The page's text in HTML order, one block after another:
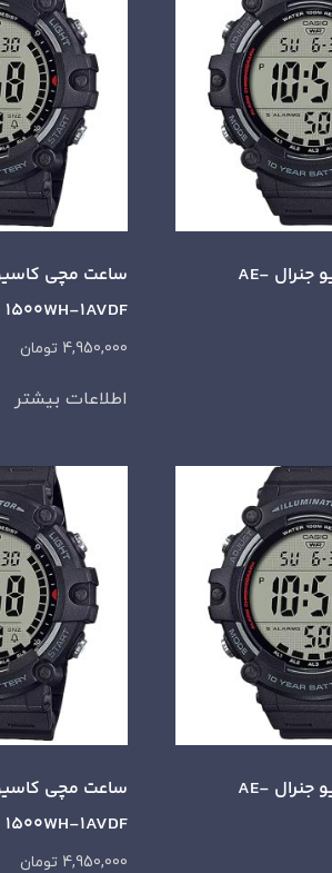
ساعت مچی کاسیو جنرال AE-
1500WH-1AVDF
4,950,000 تومان
اطلاعات بیشتر
ساعت مچی کاسیو جنرال AE-
1500WH-1AVDF
4,950,000 تومان